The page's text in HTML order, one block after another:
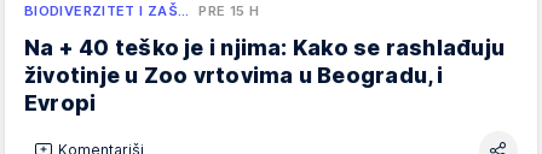
BIODIVERZITET I ZAŠ… PRE 15 H
Na + 40 teško je i njima: Kako se rashlađuju
životinje u Zoo vrtovima u Beogradu, i
Evropi
Komentariši